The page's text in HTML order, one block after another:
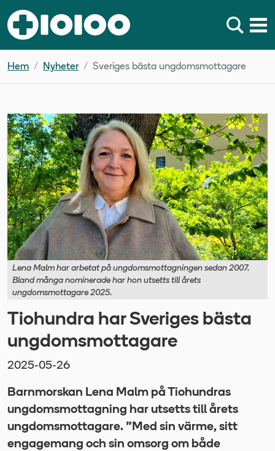
Hem Nyheter Sveriges bästa ungdomsmottagare
Lena Malm har arbetat på ungdomsmottagningen sedan 2007.
Bland många nominerade har hon utsetts till årets
ungdomsmottagare 2025.
Tiohundra har Sveriges bästa
ungdomsmottagare
2025-05-26
Barnmorskan Lena Malm på Tiohundras
ungdomsmottagning har utsetts till årets
ungdomsmottagare. ”Med sin värme, sitt
engagemang och sin omsorg om både